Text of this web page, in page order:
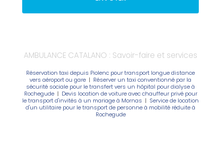
AMBULANCE CATALANO : Savoir-faire et services
Réservation taxi depuis Piolenc pour transport longue distance
vers aéroport ou gare | Réserver un taxi conventionné par la
sécurité sociale pour le transfert vers un hôpital pour dialyse à
Rochegude| Devis location de voiture avec chauffeur privé pour
le transport d'invités à un mariage à Mornas | Service de location
d'un utilitaire pour le transport de personne à mobilité réduite à
Rochegude